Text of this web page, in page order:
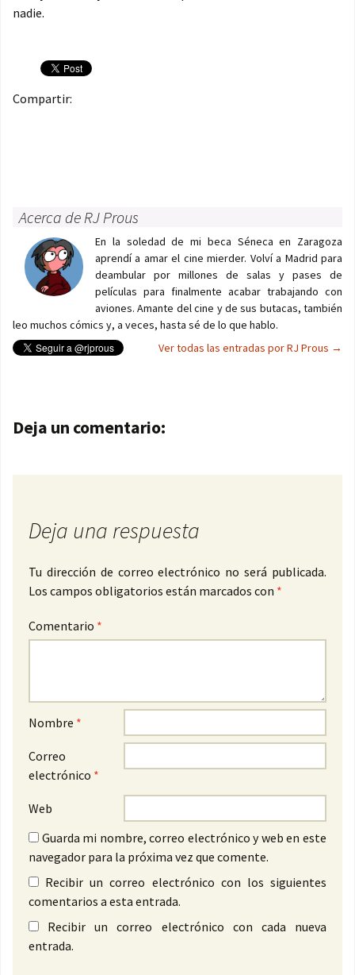
nadie.
Compartir:
Acerca de RJ Prous
En la soledad de mi beca Séneca en Zaragoza
aprendí a amar el cine mierder. Volví a Madrid para
deambular por millones de salas y pases de
películas para finalmente acabar trabajando con
aviones. Amante del cine y de sus butacas, también
leo muchos cómics y, a veces, hasta sé de lo que hablo.
Ver todas las entradas por RJ Prous →
Navegación de entradas
Deja un comentario:
Deja una respuesta
Tu dirección de correo electrónico no será publicada.
Los campos obligatorios están marcados con *
Comentario *
Nombre *
Correo
electrónico *
Web
Guarda mi nombre, correo electrónico y web en este
navegador para la próxima vez que comente.
Recibir un correo electrónico con los siguientes
comentarios a esta entrada.
Recibir un correo electrónico con cada nueva
entrada.